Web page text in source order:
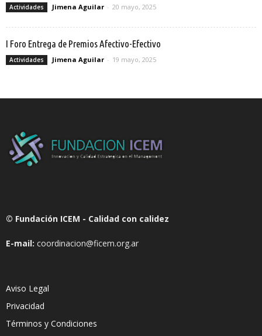
Actividades Jimena Aguilar - 20 mayo, 2025
I Foro Entrega de Premios Afectivo-Efectivo
Actividades Jimena Aguilar - 19 mayo, 2025
© Fundación ICEM - Calidad con calidez
E-mail: coordinacion@ficem.org.ar
Aviso Legal
Privacidad
Términos y Condiciones